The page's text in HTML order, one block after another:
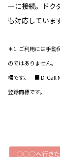
ーに接続。ドク
も対応していま
＊1. ご利用には手
のではありません
標です。 ■ D-Call
登録商標です。